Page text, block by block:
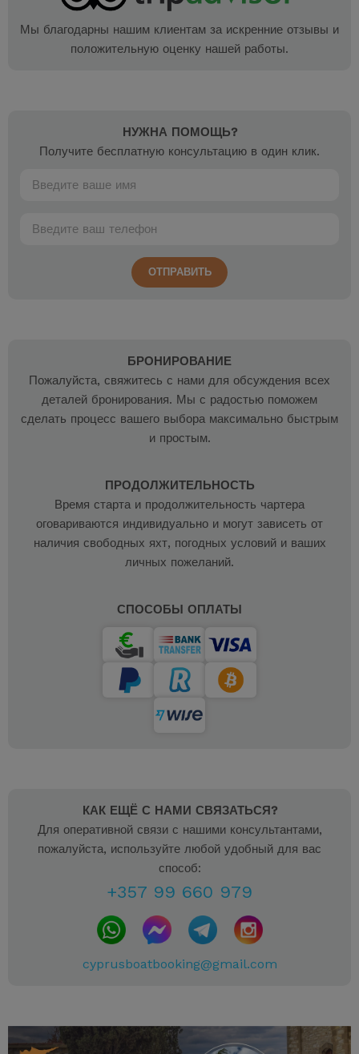
Мы благодарны нашим клиентам за искренние отзывы и
положительную оценку нашей работы.
НУЖНА ПОМОЩЬ?
Получите бесплатную консультацию в один клик.
ОТПРАВИТЬ
БРОНИРОВАНИЕ
Пожалуйста, свяжитесь с нами для обсуждения всех
деталей бронирования. Мы с радостью поможем
сделать процесс вашего выбора максимально быстрым
и простым.
ПРОДОЛЖИТЕЛЬНОСТЬ
Время старта и продолжительность чартера
оговариваются индивидуально и могут зависеть от
наличия свободных яхт, погодных условий и ваших
личных пожеланий.
СПОСОБЫ ОПЛАТЫ
КАК ЕЩЁ С НАМИ СВЯЗАТЬСЯ?
Для оперативной связи с нашими консультантами,
пожалуйста, используйте любой удобный для вас
способ:
+357 99 660 979
cyprusboatbooking@gmail.com